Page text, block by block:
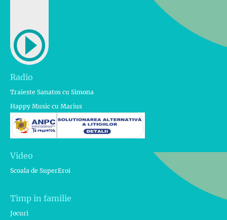
Radio
Traieste Sanatos cu Simona
Happy Music cu Marius
Video
Scoala de SuperEroi
Timp in familie
Jocuri